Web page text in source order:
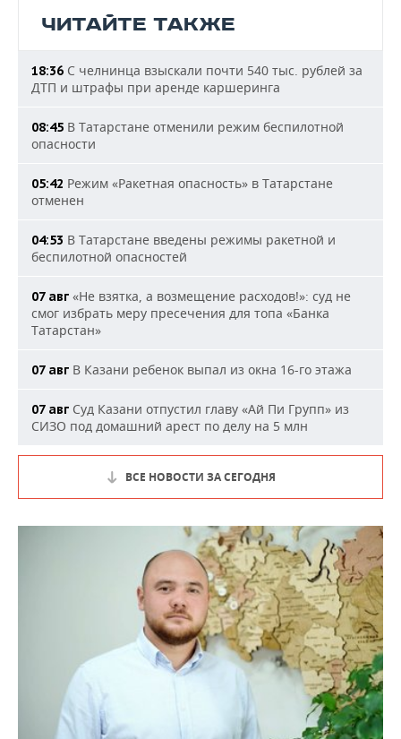
ЧИТАЙТЕ ТАКЖЕ
18:36 С челнинца взыскали почти 540 тыс. рублей за
ДТП и штрафы при аренде каршеринга
08:45 В Татарстане отменили режим беспилотной
опасности
05:42 Режим «Ракетная опасность» в Татарстане
отменен
04:53 В Татарстане введены режимы ракетной и
беспилотной опасностей
07 авг «Не взятка, а возмещение расходов!»: суд не
смог избрать меру пресечения для топа «Банка
Татарстан»
07 авг В Казани ребенок выпал из окна 16-го этажа
07 авг Суд Казани отпустил главу «Ай Пи Групп» из
СИЗО под домашний арест по делу на 5 млн
ВСЕ НОВОСТИ ЗА СЕГОДНЯ